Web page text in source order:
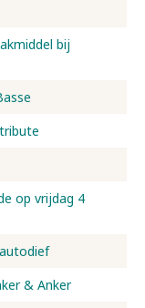
bij
op vrijdag 4
& Anker